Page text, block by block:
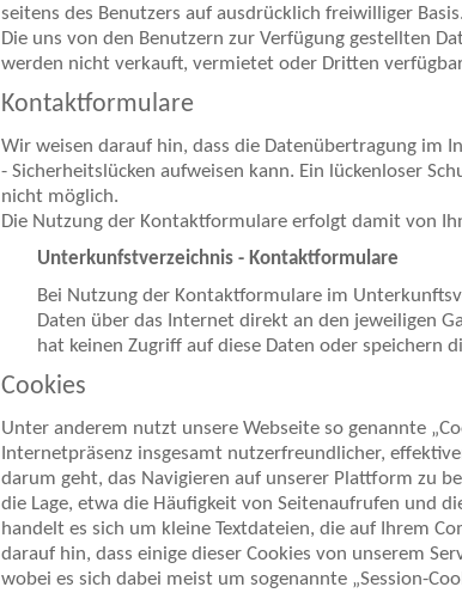
seitens des Benutzers auf ausdrücklich freiwilliger Basis.
Die uns von den Benutzern zur Verfügung gestellten
werden nicht verkauft, vermietet oder Dritten
Kontaktformulare
Wir weisen darauf hin, dass die Datenübertragung im
- Sicherheitslücken aufweisen kann. Ein lückenloser
nicht möglich.
Die Nutzung der Kontaktformulare erfolgt damit von
Unterkunfstverzeichnis - Kontaktformulare
Bei Nutzung der Kontaktformulare im
Daten über das Internet direkt an den jeweiligen
hat keinen Zugriff auf diese Daten oder speichern
Cookies
Unter anderem nutzt unsere Webseite so genannte
Internetpräsenz insgesamt nutzerfreundlicher,
darum geht, das Navigieren auf unserer Plattform zu
die Lage, etwa die Häufigkeit von Seitenaufrufen und
handelt es sich um kleine Textdateien, die auf Ihrem
darauf hin, dass einige dieser Cookies von unserem
wobei es sich dabei meist um sogenannte „Session-